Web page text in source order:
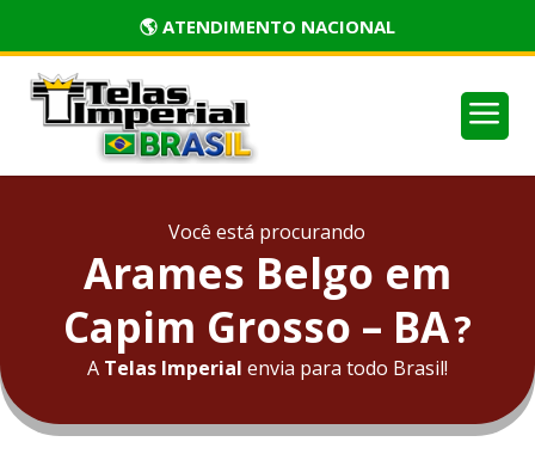
🏅 PRODUTOS CERTIFICADOS
a
Você está procurando
Arames Belgo em
Capim Grosso – BA?
A Telas Imperial envia para todo Brasil!